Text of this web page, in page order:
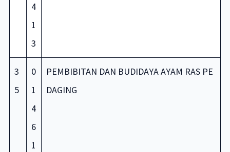
4
1
3
3
5
0
1
4
6
1
PEMBIBITAN DAN BUDIDAYA AYAM RAS PE
DAGING